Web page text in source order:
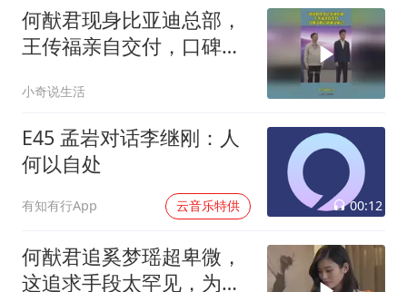
何猷君现身比亚迪总部，
王传福亲自交付，口碑没
小奇说生活
E45 孟岩对话李继刚：人
何以自处
有知有行App 云音乐特供 00:12
何猷君追奚梦瑶超卑微，
这追求手段太罕见，为爱